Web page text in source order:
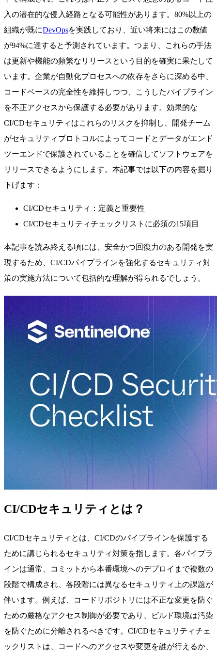
入の潜在的な侵入経路となる可能性があります。80%以上の
組織が既にDevOpsを実践しており、近い将来にはこの数値
が94%に達すると予測されています。つまり、これらの手法
は更新や機能の頻繁なリリースという目的を確実に果たして
います。企業が自動化プロセスへの依存をさらに深める中、
コードベースの完全性を維持しつつ、こうしたパイプライン
を不正アクセスから保護する必要があります。効果的な
CI/CDセキュリティはこれらのリスクを抑制し、開発チーム
がセキュリティプロトコルによってコードとデータがエンド
ツーエンドで保護されていることを確信してソフトウェアを
リリースできるようにします。本記事では以下の内容を掘り
下げます：
CI/CDセキュリティ：定義と重要性
CI/CDセキュリティチェックリストに必須の15項目
本記事を読み終える頃には、安全かつ回復力のある開発を実
現するため、CI/CDパイプラインを強化するセキュリティ対
策の実施方法について包括的な理解が得られるでしょう。
CI/CDセキュリティとは？
CI/CDセキュリティとは、CI/CDのパイプラインを保護する
ために講じられるセキュリティ対策を指します。各パイプラ
インは通常、コミットから本番環境へのデプロイまで複数の
段階で構成され、各段階には異なるセキュリティ上の課題が
伴います。例えば、コードリポジトリには不正な変更を防ぐ
ための厳格なアクセス制御が必要であり、ビルド環境は汚染
を防ぐために分離されるべきです。CI/CDセキュリティチェ
ックリストは、コードへのアクセスや変更を誰が行えるか、